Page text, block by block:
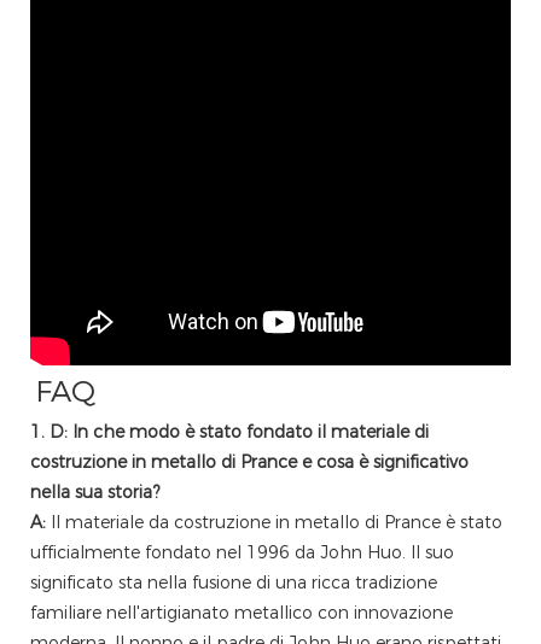
FAQ
1. D: In che modo è stato fondato il materiale di
costruzione in metallo di Prance e cosa è significativo
nella sua storia?
A: Il materiale da costruzione in metallo di Prance è stato
ufficialmente fondato nel 1996 da John Huo. Il suo
significato sta nella fusione di una ricca tradizione
familiare nell'artigianato metallico con innovazione